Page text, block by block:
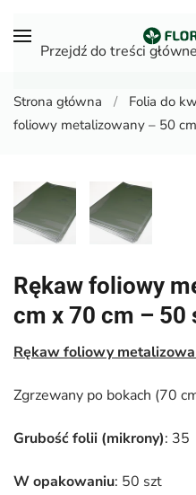
Przejdź do treści
Strona główna Folia do
foliowy metalizowany – 50
Rękaw foliowy
cm x 70 cm – 50
Rękaw foliowy
Zgrzewany po bokach (70
Grubość folii (mikrony): 35
W opakowaniu: 50 szt